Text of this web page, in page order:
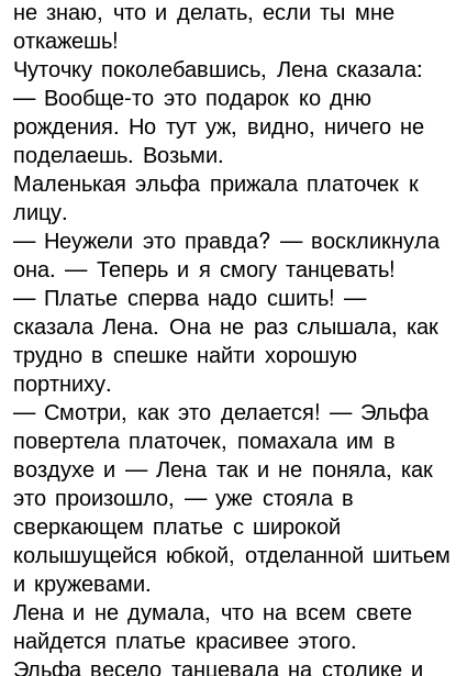
не знаю, что и делать, если ты мне
откажешь!
Чуточку поколебавшись, Лена сказала:
— Вообще-то это подарок ко дню
рождения. Но тут уж, видно, ничего не
поделаешь. Возьми.
Маленькая эльфа прижала платочек к
лицу.
— Неужели это правда? — воскликнула
она. — Теперь и я смогу танцевать!
— Платье сперва надо сшить! —
сказала Лена. Она не раз слышала, как
трудно в спешке найти хорошую
портниху.
— Смотри, как это делается! — Эльфа
повертела платочек, помахала им в
воздухе и — Лена так и не поняла, как
это произошло, — уже стояла в
сверкающем платье с широкой
колышущейся юбкой, отделанной шитьем
и кружевами.
Лена и не думала, что на всем свете
найдется платье красивее этого.
Эльфа весело танцевала на столике и